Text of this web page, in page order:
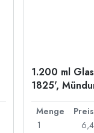
1.200 ml
1825',
Menge
1